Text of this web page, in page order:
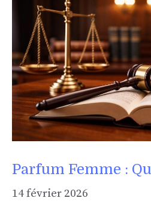
Parfum Femme :
14 février 2026